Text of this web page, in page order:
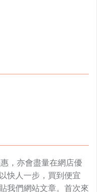
，亦會盡量在網店優
快人一步，買到便宜
我們網站文章。首次來